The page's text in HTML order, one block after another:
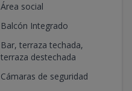
Área social
Balcón Integrado
Bar, terraza techada,
terraza destechada
Cámaras de seguridad